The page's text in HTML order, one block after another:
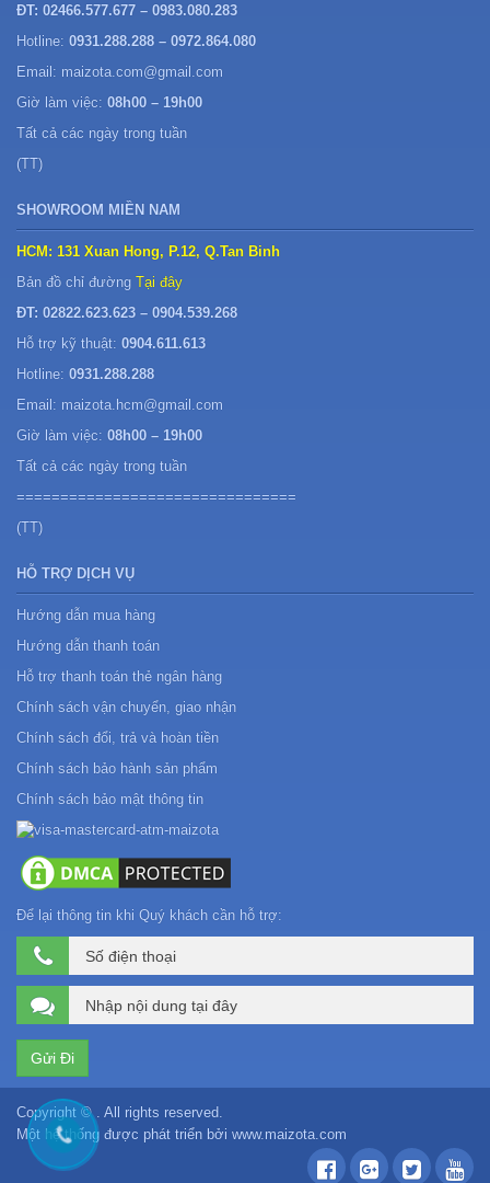
ĐT: 02466.577.677 – 0983.080.283
Hotline: 0931.288.288 – 0972.864.080
Email: maizota.com@gmail.com
Giờ làm việc: 08h00 – 19h00
Tất cả các ngày trong tuần
(TT)
SHOWROOM MIỀN NAM
HCM: 131 Xuan Hong, P.12, Q.Tan Binh
Bản đồ chỉ đường Tại đây
ĐT: 02822.623.623 – 0904.539.268
Hỗ trợ kỹ thuật: 0904.611.613
Hotline: 0931.288.288
Email: maizota.hcm@gmail.com
Giờ làm việc: 08h00 – 19h00
Tất cả các ngày trong tuần
================================
(TT)
HỖ TRỢ DỊCH VỤ
Hướng dẫn mua hàng
Hướng dẫn thanh toán
Hỗ trợ thanh toán thẻ ngân hàng
Chính sách vận chuyển, giao nhận
Chính sách đổi, trả và hoàn tiền
Chính sách bảo hành sản phẩm
Chính sách bảo mật thông tin
Để lại thông tin khi Quý khách cần hỗ trợ:
Copyright © . All rights reserved.
Một hệ thống được phát triển bởi www.maizota.com